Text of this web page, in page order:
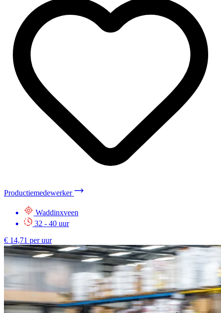
Productiemedewerker
Waddinxveen
32 - 40 uur
€ 14,71 per uur